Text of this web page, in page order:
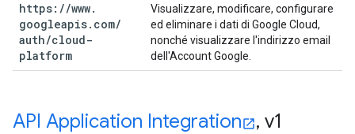
https: //www.
googleapis. com/
auth/cloud-
platform
Visualizzare, modificare, configurare
ed eliminare i dati di Google Cloud,
nonché visualizzare l'indirizzo email
dell'Account Google.
API Application Integration , v1